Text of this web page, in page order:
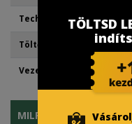
Technológia
Töltő port
Vezeték nélküli kapcsolat
MILPAY
TÖLTSD